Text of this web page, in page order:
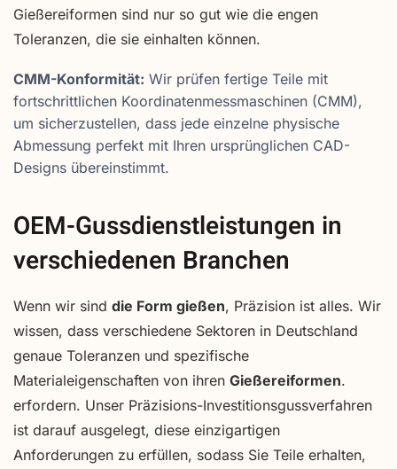
Gießereiformen sind nur so gut wie die engen
Toleranzen, die sie einhalten können.
CMM-Konformität: Wir prüfen fertige Teile mit
fortschrittlichen Koordinatenmessmaschinen (CMM),
um sicherzustellen, dass jede einzelne physische
Abmessung perfekt mit Ihren ursprünglichen CAD-
Designs übereinstimmt.
OEM-Gussdienstleistungen in
verschiedenen Branchen
Wenn wir sind die Form gießen, Präzision ist alles. Wir
wissen, dass verschiedene Sektoren in Deutschland
genaue Toleranzen und spezifische
Materialeigenschaften von ihren Gießereiformen.
erfordern. Unser Präzisions-Investitionsgussverfahren
ist darauf ausgelegt, diese einzigartigen
Anforderungen zu erfüllen, sodass Sie Teile erhalten,